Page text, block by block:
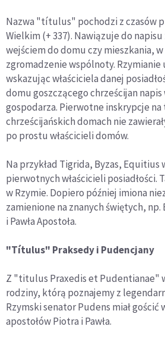
Nazwa "títulus" pochodzi z czasów
Wielkim (+ 337). Nawiązuje do
wejściem do domu czy mieszkania,
zgromadzenie wspólnoty.
wskazując właściciela danej
domu goszczącego chrześcijan napis
gospodarza. Pierwotne inskrypcje na
chrześcijańskich domach nie
po prostu właścicieli domów.
Na przykład Tigrida, Byzas, Equitius
pierwotnych właścicieli posiadłości.
w Rzymie. Dopiero później imiona
zamienione na znanych świętych, np.
i Pawła Apostoła.
"Títulus" Praksedy i Pudencjany
Z "titulus Praxedis et Pudentianae"
rodziny, którą poznajemy z
Rzymski senator Pudens miał gościć
apostołów Piotra i Pawła.